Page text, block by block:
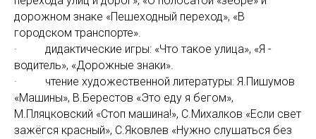
дорожном знаке «Пешеходный переход», «В
городском транспорте».
· дидактические игры: «Что такое улица», «Я -
водитель», «Дорожные знаки».
· чтение художественной литературы: Я.Пишумов
«Машины», В.Берестов «Это еду я бегом»,
М.Пляцковский «Стоп машина!», С.Михалков «Если свет
зажёгся красный», С.Яковлев «Нужно слушаться без